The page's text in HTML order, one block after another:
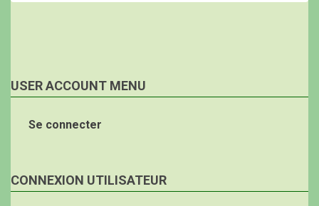
USER ACCOUNT MENU
Se connecter
CONNEXION UTILISATEUR